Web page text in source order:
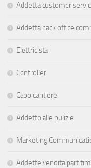
Addetta customer
Addetta back office
Elettricista
Controller
Capo cantiere
Addetto alle pulizie
Marketing
Addette vendita part